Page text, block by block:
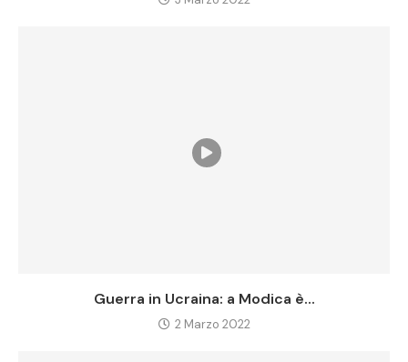
Guerra in Ucraina: a Modica è...
2 Marzo 2022